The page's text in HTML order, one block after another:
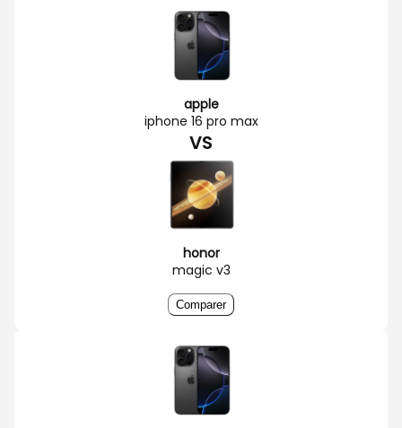
apple
iphone 16 pro max
VS
honor
magic v3
Comparer